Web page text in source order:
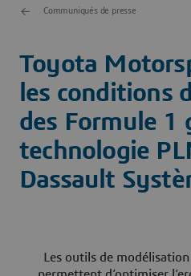
Communiqués de presse
Toyota
les conditions
des Formule 1
technologie
Dassault
Les outils de